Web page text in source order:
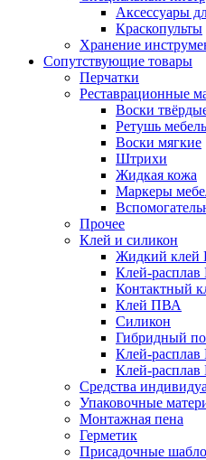
Аксессуары
Краскопульты
Хранение
Сопутствующие товары
Перчатки
Реставрационные
Воски
Ретушь
Воски мягкие
Штрихи
Жидкая кожа
Маркеры
Прочее
Клей и силикон
Жидкий клей
Клей-расплав
Контактный
Клей ПВА
Силикон
Гибридный
Клей-расплав
Клей-расплав
Средства
Упаковочные
Монтажная пена
Герметик
Присадочные